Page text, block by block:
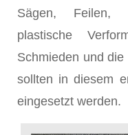
Sägen, Feilen,
plastische
Schmieden und
sollten in diesem
eingesetzt werden.